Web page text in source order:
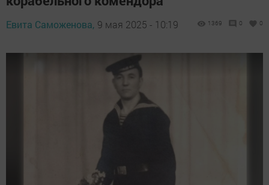
Евита Саможенова, 9 мая 2025 - 10:19 1369 0 0